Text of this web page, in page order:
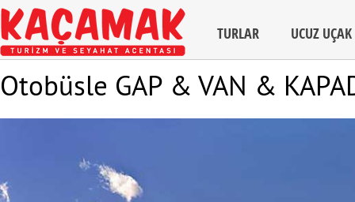
TURLAR UCUZ
Otobüsle GAP & VAN &